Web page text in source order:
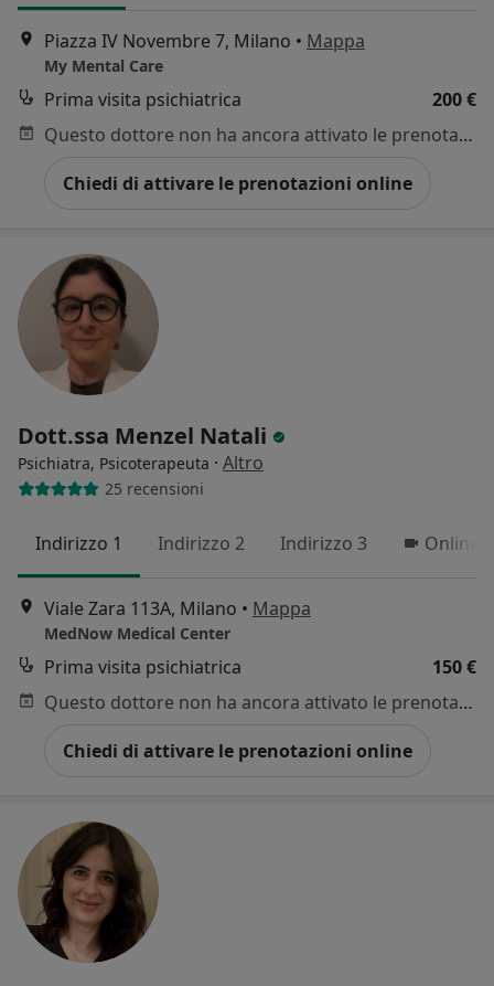
Piazza IV Novembre 7, Milano • Mappa
My Mental Care
Prima visita psichiatrica
200 €
Questo dottore non ha ancora attivato le prenotazioni online presso questo indirizzo.
Chiedi di attivare le prenotazioni online
Dott.ssa Menzel Natali
Psichiatra, Psicoterapeuta · Altro
25 recensioni
Indirizzo 1 Indirizzo 2 Indirizzo 3 Online 1
Viale Zara 113A, Milano • Mappa
MedNow Medical Center
Prima visita psichiatrica
150 €
Questo dottore non ha ancora attivato le prenotazioni online presso questo indirizzo.
Chiedi di attivare le prenotazioni online